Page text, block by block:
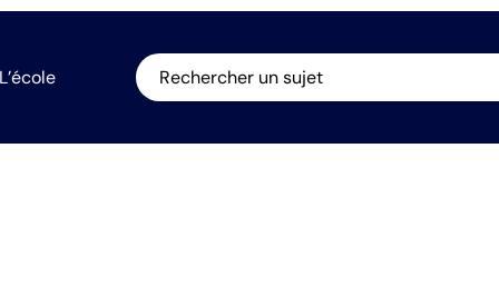
L’école Rechercher un sujet